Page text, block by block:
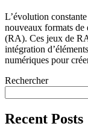
L’évolution
nouveaux formats de
(RA). Ces jeux de
intégration
numériques pour
Rechercher
Recent Posts